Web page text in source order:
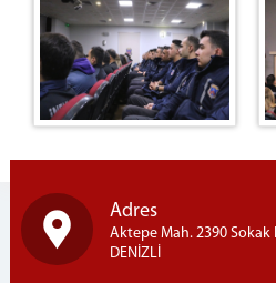
Adres
Aktepe Mah. 2390 Sokak
DENİZLİ